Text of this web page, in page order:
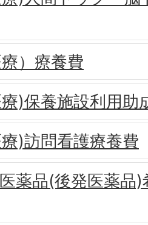
）療養費
)保養施設利用助
)訪問看護療養費
薬品(後発医薬品